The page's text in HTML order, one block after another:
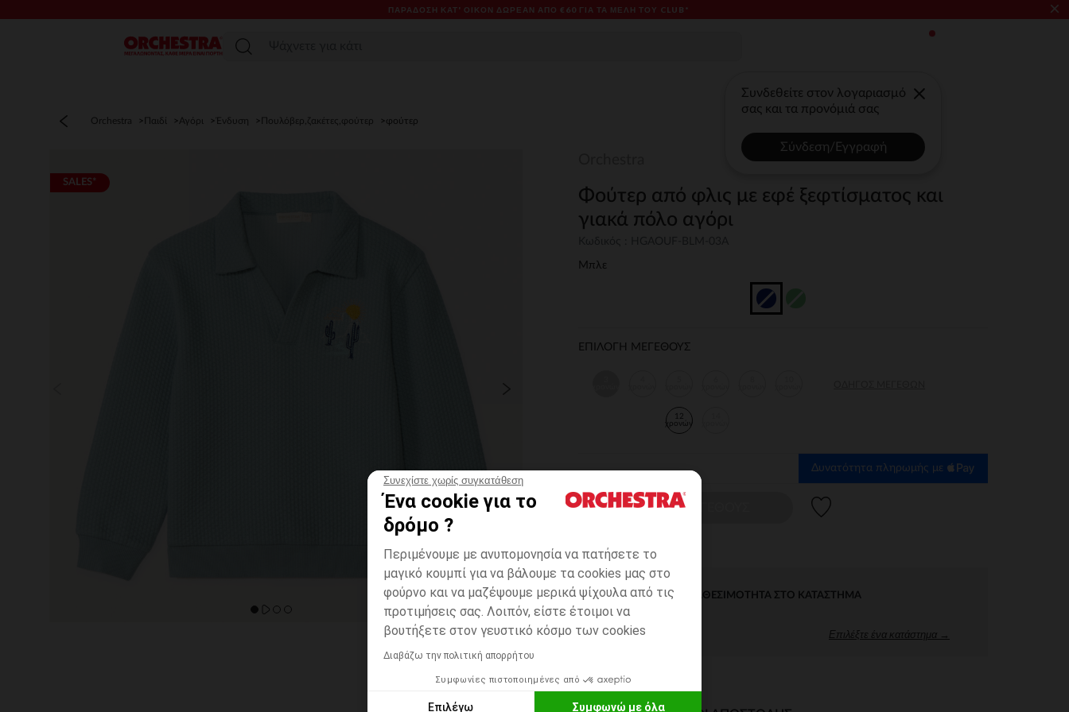
Συνεχίστε χωρίς συγκατάθεση
Ένα cookie για το
δρόμο ?
Περιμένουμε με ανυπομονησία να πατήσετε το
μαγικό κουμπί για να βάλουμε τα cookies μας στο
φούρνο και να μαζέψουμε μερικά ψίχουλα από τις
προτιμήσεις σας. Λοιπόν, είστε έτοιμοι να
βουτήξετε στον γευστικό κόσμο των cookies
Διαβάζω την πολιτική απορρήτου
Συμφωνίες πιστοποιημένες από
Επιλέγω Συμφωνώ με όλα
ΠΑΡΆΔΟΣΗ ΚΑΤ' ΟΊΚΟΝ ΔΩΡΕΑΝ ΑΠΌ €60 ΓΙΑ ΤΑ ΜΈΛΗ ΤΟΥ CLUB* ×
Μενού
Συνδεθείτε στον λογαριασμό
σας και τα προνόμιά σας
Σύνδεση/Εγγραφή
Orchestra Παιδί Αγόρι Ένδυση Πουλόβερ,ζακέτες,φούτερ φούτερ
SALES*
Φούτερ από φλις με εφέ ξεφτίσματος και
γιακά πόλο αγόρι
Μπλε
ΕΠΙΛΟΓΗ ΜΕΓΕΘΟΥΣ
12
χρονών
Δυνατότητα πληρωμής με
ΕΠΙΛΟΓΗ ΜΕΓΕΘΟΥΣ
ΆΜΕΣΗ ΔΙΑΘΕΣΙΜΌΤΗΤΑ ΣΤΟ ΚΑΤΆΣΤΗΜΑ
Επιλέξτε ένα κατάστημα →